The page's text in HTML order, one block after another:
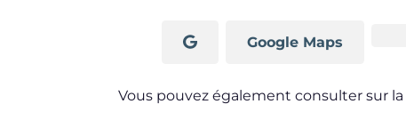
Google Maps
Vous pouvez également consulter sur la